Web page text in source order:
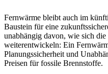
Fernwärme bleibt auch im
Baustein für eine
unabhängig davon, wie sich
weiterentwickeln: Ein
Planungssicherheit und
Preisen für fossile Brennstoffe.